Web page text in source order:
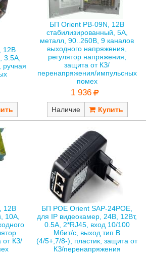
12В
3.5А,
ручная
БП Orient PB-09N, 12В
стабилизированный, 5А,
металл, 90..260В, 9 каналов
выходного напряжения,
регулятор напряжения,
защита от КЗ/
перенапряжения/импульсных
помех
1 936
Наличие
12В
10А,
от КЗ/
БП POE Orient SAP-24POE,
для IP видеокамер, 24В, 12Вт,
0.5А, 2*RJ45, вход 10/100
Мбит/с, выход тип B
(4/5+,7/8-), пластик, защита от
КЗ/перенапряжения